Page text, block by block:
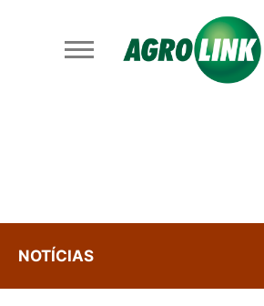
NOTÍCIAS